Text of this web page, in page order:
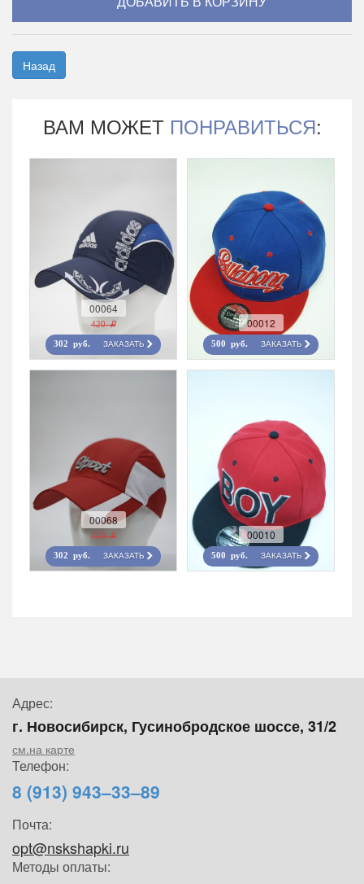
Назад
ВАМ МОЖЕТ ПОНРАВИТЬСЯ:
00064
420 r
302 руб. ЗАКАЗАТЬ
00012
500 руб. ЗАКАЗАТЬ
00068
420 r
302 руб. ЗАКАЗАТЬ
00010
500 руб. ЗАКАЗАТЬ
Адрес:
г. Новосибирск, Гусинобродское шоссе, 31/2
см.на карте
Телефон:
8 (913) 943–33–89
Почта:
opt@nskshapki.ru
Методы оплаты: